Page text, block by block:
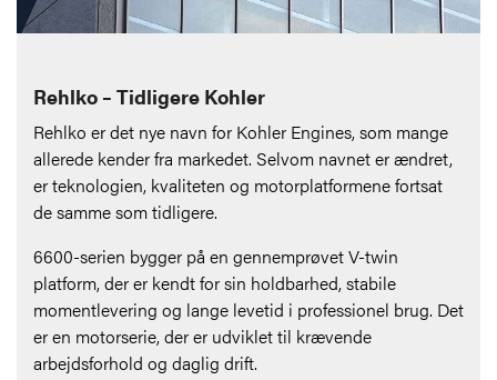
Rehlko – Tidligere Kohler
Rehlko er det nye navn for Kohler Engines, som mange
allerede kender fra markedet. Selvom navnet er ændret,
er teknologien, kvaliteten og motorplatformene fortsat
de samme som tidligere.
6600-serien bygger på en gennemprøvet V-twin
platform, der er kendt for sin holdbarhed, stabile
momentlevering og lange levetid i professionel brug. Det
er en motorserie, der er udviklet til krævende
arbejdsforhold og daglig drift.